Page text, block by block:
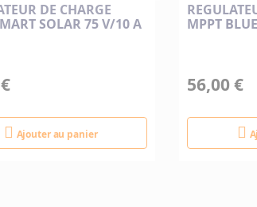
DE CHARGE
SOLAR 75 V/10 A
Ajouter au panier
MPPT
56,00 €